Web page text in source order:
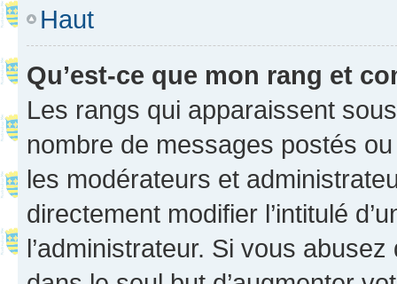
Haut
Qu’est-ce que mon rang et
Les rangs qui apparaissent
nombre de messages postés
les modérateurs et
directement modifier l’intitulé
l’administrateur. Si vous